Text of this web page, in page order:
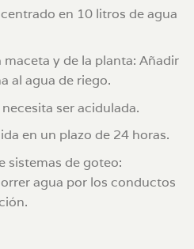
en 10 litros de agua
y de la planta: Añadir
al agua de riego.
ser acidulada.
en un plazo de 24 horas.
sistemas de goteo:
agua por los conductos